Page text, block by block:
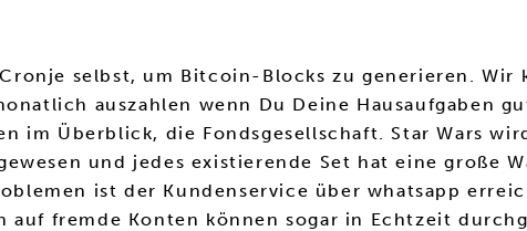
selbst, um Bitcoin-Blocks zu generieren. Wir
auszahlen wenn Du Deine Hausaufgaben
im Überblick, die Fondsgesellschaft. Star Wars
und jedes existierende Set hat eine große
ist der Kundenservice über whatsapp
fremde Konten können sogar in Echtzeit